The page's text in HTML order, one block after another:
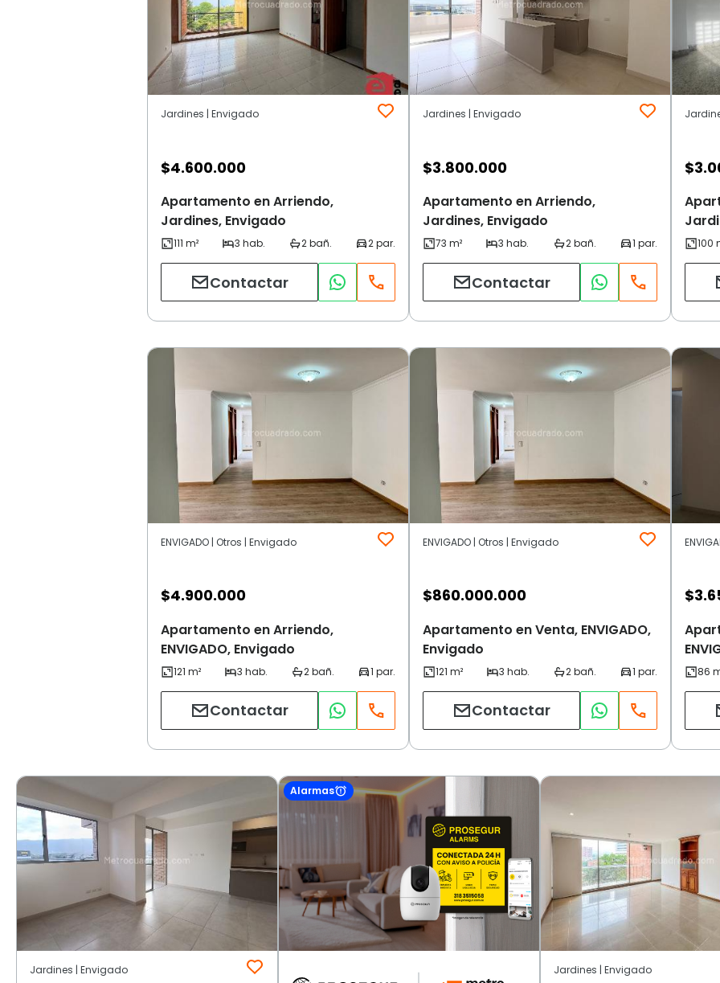
Jardines | Envigado
$4.600.000
Apartamento en Arriendo,
Jardines, Envigado
Contactar
Jardines | Envigado
$3.800.000
Apartamento en Arriendo,
Jardines, Envigado
Contactar
$
ENVIGADO | Otros | Envigado
$4.900.000
Apartamento en Arriendo,
ENVIGADO, Envigado
Contactar
ENVIGADO | Otros | Envigado
$860.000.000
Apartamento en Venta, ENVIGADO,
Envigado
Contactar
$
Jardines | Envigado
Alarmas
Jardines | Envigado